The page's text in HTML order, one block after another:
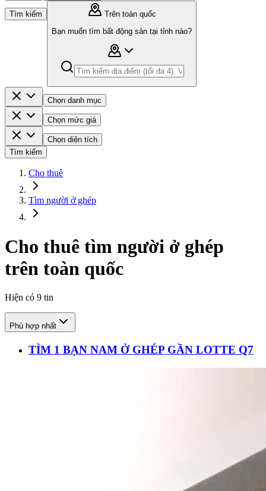
Tìm kiếm
Trên toàn quốc
Bạn muốn tìm bất động sản tại tỉnh nào?
Chọn danh mục
Chọn mức giá
Chọn diện tích
Tìm kiếm
Cho thuê
Tìm người ở ghép
Cho thuê tìm người ở ghép
trên toàn quốc
Hiện có 9 tin
Phù hợp nhất
TÌM 1 BẠN NAM Ở GHÉP GẦN LOTTE Q7